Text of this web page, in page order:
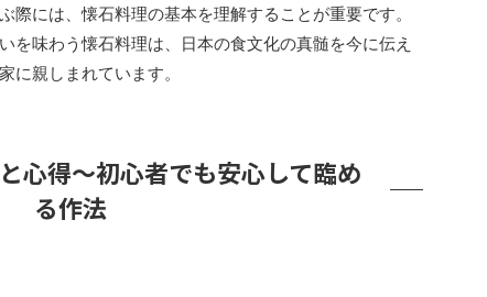
際には、懐石料理の基本を理解することが重要です。
を味わう懐石料理は、日本の食文化の真髄を今に伝え
に親しまれています。
心得〜初心者でも安心して臨め
る作法